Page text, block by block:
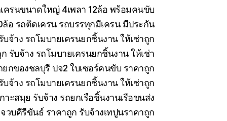
ครนขนาดใหญ่ 4เพลา 12ล้อ พร้อมคนขับ
อ รถติดเครน รถบรรทุกมีเครน มีประกัน
จ้าง รถโมบายเครนยกชิ้นงาน ให้เช่าถูก
รับจ้าง รถโมบายเครนยกชิ้นงาน ให้เช่า
ยกของชลบุรี ปจ2 ใบเซอร์คนขับ ราคาถูก
จ้าง รถโมบายเครนยกชิ้นงาน ให้เช่าถูก
าะสมุย รับจ้าง รถยกเรือชิ้นงานเรือขนส่ง
วบคีรีขันธ์ ราคาถูก รับจ้างเทปูนราคาถูก